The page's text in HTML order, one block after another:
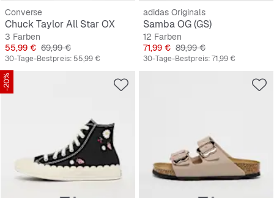
Converse
Chuck Taylor All Star OX
3 Farben
Preis
55,99 € Originalpreis
69,99 €
30-Tage-Bestpreis: 55,99 €
adidas Originals
Samba OG (GS)
12 Farben
Preis
71,99 € Originalpreis
89,99 €
30-Tage-Bestpreis:71,99 €
-20%